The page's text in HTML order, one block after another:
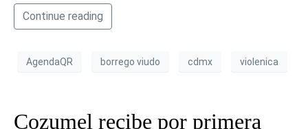
Continue reading
AgendaQR borrego viudo cdmx violenica
Cozumel recibe por primera